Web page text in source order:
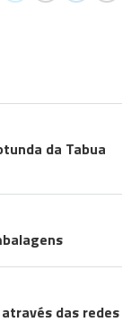
da Tabua
das redes